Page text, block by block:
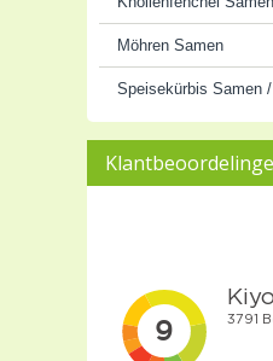
Möhren Samen
Speisekürbis Samen